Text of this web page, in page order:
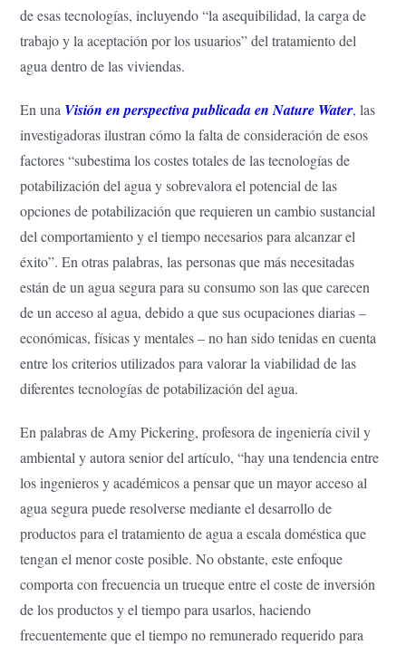
de esas tecnologías, incluyendo “la asequibilidad, la carga de
trabajo y la aceptación por los usuarios” del tratamiento del
agua dentro de las viviendas.
En una Visión en perspectiva publicada en Nature Water, las
investigadoras ilustran cómo la falta de consideración de esos
factores “subestima los costes totales de las tecnologías de
potabilización del agua y sobrevalora el potencial de las
opciones de potabilización que requieren un cambio sustancial
del comportamiento y el tiempo necesarios para alcanzar el
éxito”. En otras palabras, las personas que más necesitadas
están de un agua segura para su consumo son las que carecen
de un acceso al agua, debido a que sus ocupaciones diarias –
económicas, físicas y mentales – no han sido tenidas en cuenta
entre los criterios utilizados para valorar la viabilidad de las
diferentes tecnologías de potabilización del agua.
En palabras de Amy Pickering, profesora de ingeniería civil y
ambiental y autora senior del artículo, “hay una tendencia entre
los ingenieros y académicos a pensar que un mayor acceso al
agua segura puede resolverse mediante el desarrollo de
productos para el tratamiento de agua a escala doméstica que
tengan el menor coste posible. No obstante, este enfoque
comporta con frecuencia un trueque entre el coste de inversión
de los productos y el tiempo para usarlos, haciendo
frecuentemente que el tiempo no remunerado requerido para